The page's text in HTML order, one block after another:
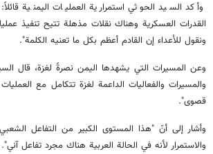
وأكد السيد الحوثي استمرارية العمليات اليمنية
القدرات العسكرية وهناك نقلات مذهلة تتيح تنفيذ
ونقول للأعداء إن القادم أعظم بكل ما تعنيه الكلمة".
وعن المسيرات التي يشهدها اليمن نصرةً لغزة، قال
والمسيرات والفعاليات الداعمة لغزة تتكامل مع
قصوى".
وأشار إلى أنّ "هذا المستوى الكبير من التفاعل
والاستمرار لأنه في الحالة العربية هناك مجرد تفاعل آني".